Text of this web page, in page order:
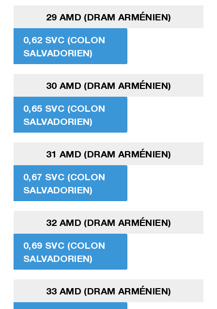
29 AMD (DRAM ARMÉNIEN)
0,62 SVC (COLON
SALVADORIEN)
30 AMD (DRAM ARMÉNIEN)
0,65 SVC (COLON
SALVADORIEN)
31 AMD (DRAM ARMÉNIEN)
0,67 SVC (COLON
SALVADORIEN)
32 AMD (DRAM ARMÉNIEN)
0,69 SVC (COLON
SALVADORIEN)
33 AMD (DRAM ARMÉNIEN)